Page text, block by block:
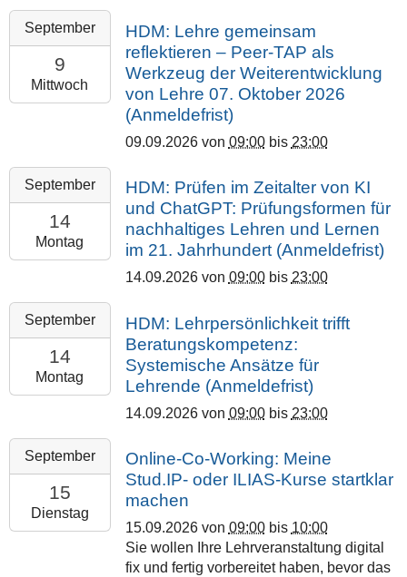
07T23:00:00+02:00
Justus
Universität
Gießen
2026-
09T09:00:00+02:00
2026-
09-
09T23:00:00+02:00
Universität
Marburg
September
9
Mittwoch
HDM: Lehre gemeinsam
reflektieren – Peer-TAP als
Werkzeug der Weiterentwicklung
von Lehre 07. Oktober 2026
(Anmeldefrist)
09.09.2026von 09:00bis 23:00
2026-
14T09:00:00+02:00
2026-
09-
14T23:00:00+02:00
Justus
Liebig
Gießen
(online)
September
14
Montag
HDM: Prüfen im Zeitalter von KI
und ChatGPT: Prüfungsformen für
nachhaltiges Lehren und Lernen
im 21. Jahrhundert (Anmeldefrist)
14.09.2026von 09:00bis 23:00
2026-
14T09:00:00+02:00
2026-
09-
14T23:00:00+02:00
Philipps-
Universität
Marburg
September
14
Montag
HDM: Lehrpersönlichkeit trifft
Beratungskompetenz:
Systemische Ansätze für
Lehrende (Anmeldefrist)
14.09.2026von 09:00bis 23:00
2026-
15T09:00:00+02:00
2026-
09-
15T10:00:00+02:00
September
15
Dienstag
Online-Co-Working: Meine
Stud.IP- oder ILIAS-Kurse startklar
machen
15.09.2026von 09:00bis 10:00
Sie wollen Ihre Lehrveranstaltung digital
fix und fertig vorbereitet haben, bevor das